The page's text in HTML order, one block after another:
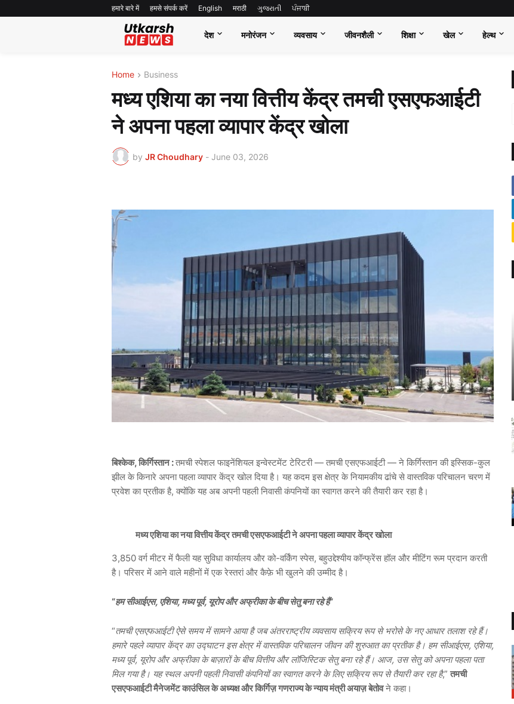
हमारे बारे में हमसे संपर्क करें English मराठी ગુજરાતી ਪੰਜਾਬੀ
देश मनोरंजन व्यवसाय जीवनशैली शिक्षा खेल हेल्थ
Home Business
मध्य एशिया का नया वित्तीय केंद्र तमची एसएफआईटी
ने अपना पहला व्यापार केंद्र खोला
by JR Choudhary - June 03, 2026
बिश्केक, किर्गिस्तान :तमची स्पेशल फाइनेंशियल इन्वेस्टमेंट टेरिटरी — तमची एसएफआईटी — ने किर्गिस्तान की इस्सिक-कुल
झील के किनारे अपना पहला व्यापार केंद्र खोल दिया है। यह कदम इस क्षेत्र के नियामकीय ढांचे से वास्तविक परिचालन चरण में
प्रवेश का प्रतीक है, क्योंकि यह अब अपनी पहली निवासी कंपनियों का स्वागत करने की तैयारी कर रहा है।
मध्य एशिया का नया वित्तीय केंद्र तमची एसएफआईटी ने अपना पहला व्यापार केंद्र खोला
3,850 वर्ग मीटर में फैली यह सुविधा कार्यालय और को-वर्किंग स्पेस, बहुउद्देश्यीय कॉन्फ्रेंस हॉल और मीटिंग रूम प्रदान करती
है। परिसर में आने वाले महीनों में एक रेस्तरां और कैफ़े भी खुलने की उम्मीद है।
“हम सीआईएस, एशिया, मध्य पूर्व, यूरोप और अफ्रीका के बीच सेतु बना रहे हैं”
“तमची एसएफआईटी ऐसे समय में सामने आया है जब अंतरराष्ट्रीय व्यवसाय सक्रिय रूप से भरोसे के नए आधार तलाश रहे हैं।
हमारे पहले व्यापार केंद्र का उद्घाटन इस क्षेत्र में वास्तविक परिचालन जीवन की शुरुआत का प्रतीक है। हम सीआईएस, एशिया,
मध्य पूर्व, यूरोप और अफ्रीका के बाज़ारों के बीच वित्तीय और लॉजिस्टिक सेतु बना रहे हैं। आज, उस सेतु को अपना पहला पता
मिल गया है। यह स्थल अपनी पहली निवासी कंपनियों का स्वागत करने के लिए सक्रिय रूप से तैयारी कर रहा है,” तमची
एसएफआईटी मैनेजमेंट काउंसिल के अध्यक्ष और किर्गिज़ गणराज्य के न्याय मंत्री अयाज़ बेतोवने कहा।